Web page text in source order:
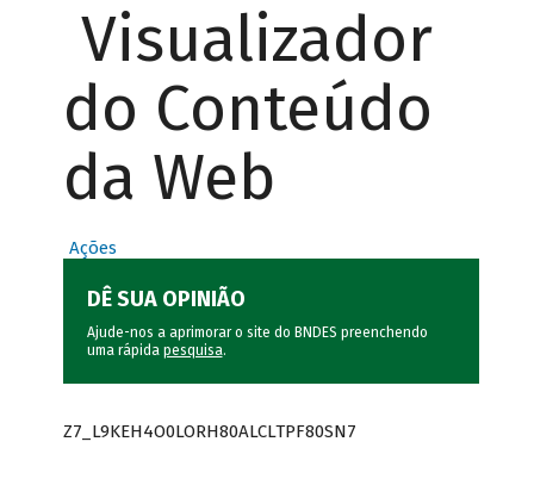
Visualizador
do Conteúdo
da Web
Ações
DÊ SUA OPINIÃO
Ajude-nos a aprimorar o site do BNDES preenchendo
uma rápida pesquisa.
Z7_L9KEH4O0LORH80ALCLTPF80SN7